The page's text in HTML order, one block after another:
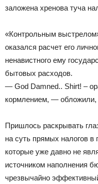
заложена хренова туча
«Контрольным
оказался расчет его
ненавистного ему
бытовых расходов.
— God Damned.. Shirt! –
кормлением, — обложили,
Пришлось раскрывать
на суть прямых налогов
которые уже давно не
источником наполнения
чрезвычайно